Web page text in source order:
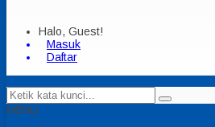
Halo, Guest!
Masuk
Daftar
MENU